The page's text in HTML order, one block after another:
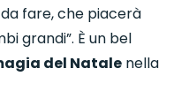
fare, che piacerà
grandi”. È un bel
del Natale nella